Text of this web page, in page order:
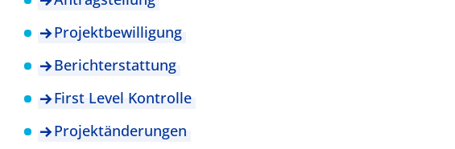
Projektbewilligung
Berichterstattung
First Level Kontrolle
Projektänderungen